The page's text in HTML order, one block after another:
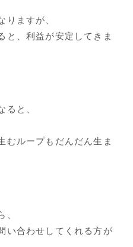
りますが、
と、利益が安定してきま
ると、
むループもだんだん生ま
、
い合わせしてくれる方が